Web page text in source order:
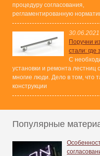
процедуру согласования,
регламентированную
30.06.2021
Поручни
стали: где
С
установки и ремонта лестниц
многие люди. Дело в том, что
конструкции
Популярные